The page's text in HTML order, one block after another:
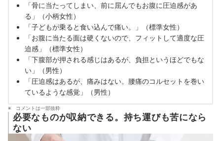
「骨に当たってしまい、前に屈んでもお腹に圧迫感があ
る」（小柄女性）
「子どもが乗ると食い込んで痛い。」（標準女性）
「お腹に当たる面は硬くないので、フィットして適度な圧
迫感」（標準女性）
「下腹部が押される感じはあるが、負担というほどでもな
い」（男性）
「圧迫感はあるが、痛みはない。腰痛のコルセットを巻い
ているような感覚」（男性）
コメントは一部抜粋
必要なものが収納できる。持ち運びも苦になら
ない